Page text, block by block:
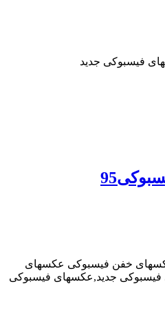
فیسبوکی جدید
خفن فیسبوکی عکسهای
جدید,عکسهای فیسبوکی